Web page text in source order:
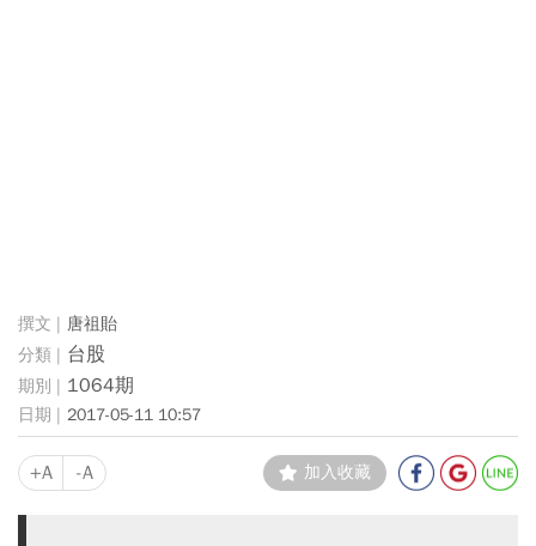
唐祖貽
台股
1064期
2017-05-11 10:57
+A -A 加入收藏